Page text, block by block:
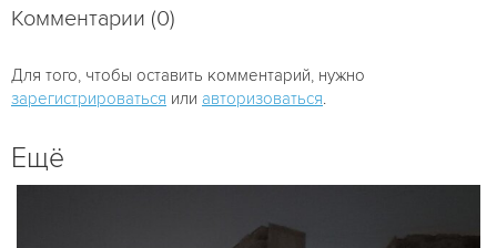
Комментарии (0)
Для того, чтобы оставить комментарий, нужно
зарегистрироваться или авторизоваться
Ещё